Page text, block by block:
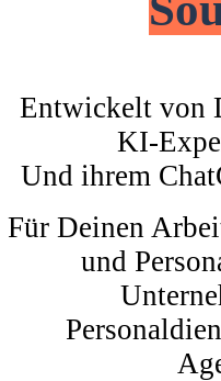
Entwickelt von
KI-
Und ihrem
Für Deinen
und